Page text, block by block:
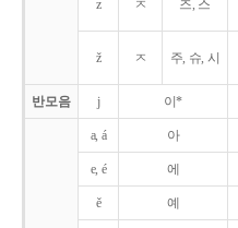
z ㅈ 즈, 스
ž ㅈ 주, 슈, 시
반모음 j 이*
a, á 아
e, é 에
ě 예